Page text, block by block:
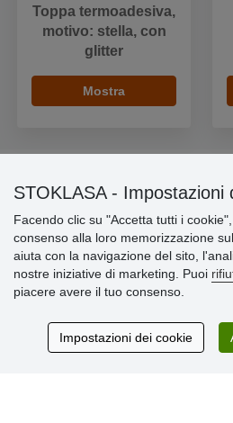
Toppa termoadesiva,
motivo: stella, con
glitter
Mostra
» Impostazioni dei cookie
» Termini & Condizioni
» Informativa sulla Privacy
» Consegna e pagamento
» Programma fedeltà
STOKLASA - Impostazioni
Facendo clic su "Accetta tutti i
consenso alla loro memorizzazione
aiuta con la navigazione del sito,
nostre iniziative di marketing. Puoi
piacere avere il tuo consenso.
Impostazioni dei cookie